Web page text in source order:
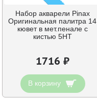
Набор акварели Pinax
Оригинальная палитра 14
кювет в мет.пенале с
кистью 5НТ
1716 ₽
В корзину